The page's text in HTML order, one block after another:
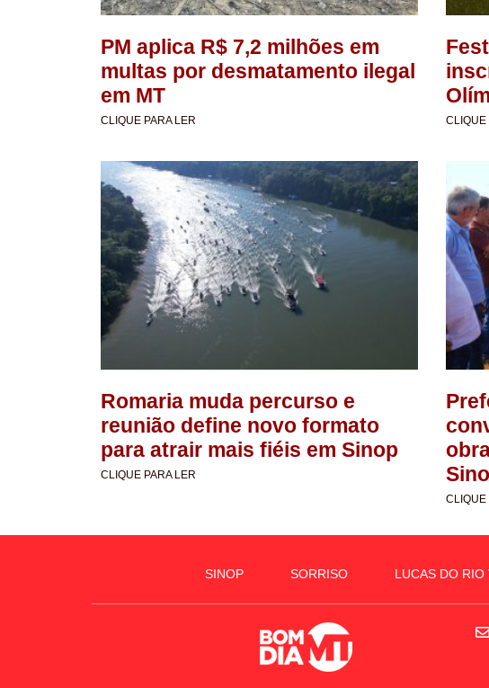
PM aplica R$ 7,2 milhões em
multas por desmatamento ilegal
em MT
CLIQUE PARA LER CLIQUE
Romaria muda percurso e
reunião define novo formato
para atrair mais fiéis em Sinop
CLIQUE PARA LER
CLIQUE
SINOP SORRISO LUCAS DO RIO